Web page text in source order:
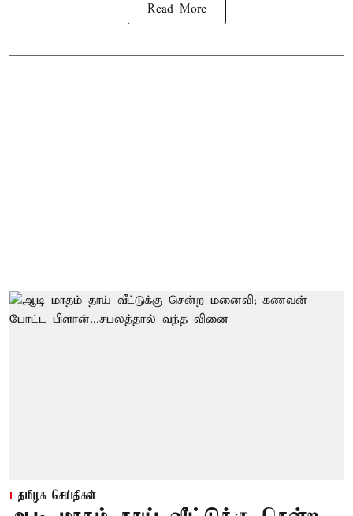
Read More
தமிழக செய்திகள்